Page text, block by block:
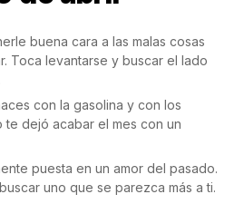
buena cara a las malas cosas
Toca levantarse y buscar el lado
con la gasolina y con los
dejó acabar el mes con un
puesta en un amor del pasado.
uno que se parezca más a ti.